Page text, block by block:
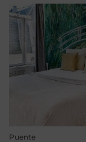
Puente